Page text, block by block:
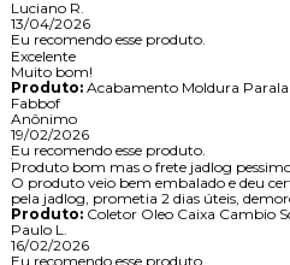
Luciano R.
13/04/2026
Eu recomendo esse produto.
Excelente
Muito bom!
Produto:Acabamento Moldura
Fabbof
Anônimo
19/02/2026
Eu recomendo esse produto.
Produto bom mas o frete jadlog
O produto veio bem embalado e deu
pela jadlog, prometia 2 dias úteis,
Produto:Coletor Oleo Caixa Cambio
Paulo L.
16/02/2026
Eu recomendo esse produto.